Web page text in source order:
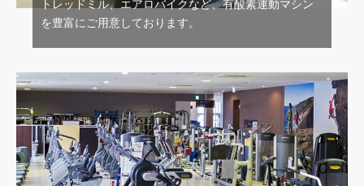
トレッドミル、エアロバイクなど、有酸素運動マシン
を豊富にご用意しております。